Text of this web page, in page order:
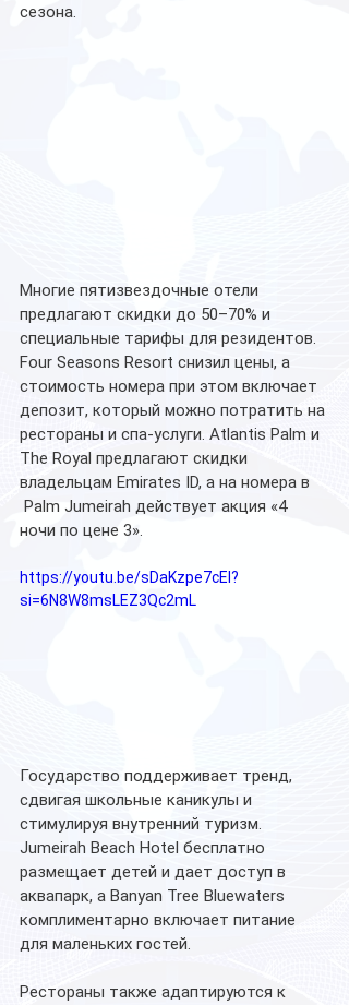
сезона.
Многие пятизвездочные отели
предлагают скидки до 50–70% и
специальные тарифы для резидентов.
Four Seasons Resort снизил цены, а
стоимость номера при этом включает
депозит, который можно потратить на
рестораны и спа-услуги. Atlantis Palm и
The Royal предлагают скидки
владельцам Emirates ID, а на номера в
Palm Jumeirah действует акция «4
ночи по цене 3».
https://youtu.be/sDaKzpe7cEI?
si=6N8W8msLEZ3Qc2mL
Государство поддерживает тренд,
сдвигая школьные каникулы и
стимулируя внутренний туризм.
Jumeirah Beach Hotel бесплатно
размещает детей и дает доступ в
аквапарк, а Banyan Tree Bluewaters
комплиментарно включает питание
для маленьких гостей.
Рестораны также адаптируются к